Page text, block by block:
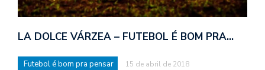
LA DOLCE VÁRZEA – FUTEBOL É BOM PRA…
Futebol é bom pra pensar 15 de abril de 2018